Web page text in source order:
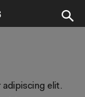
elit.